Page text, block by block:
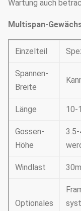
Wartung auch
Multispan-
Einzelteil
Spannen-
Breite
Länge 10-
Gossen-
Höhe
Windlast
Optionales